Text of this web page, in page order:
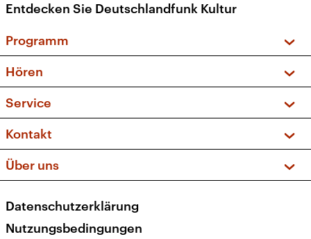
Entdecken Sie Deutschlandfunk Kultur
Programm
Sendungen und Podcasts
Musikliste
Kakadu – Das Kinderprogramm
Hören
Frequenzen (UKW + DAB+)
Service
FAQ
Apps
Newsletter
Veranstaltungen
Kontakt
Social Media
Über uns
Presse
Karriere
Datenschutzerklärung
Nutzungsbedingungen